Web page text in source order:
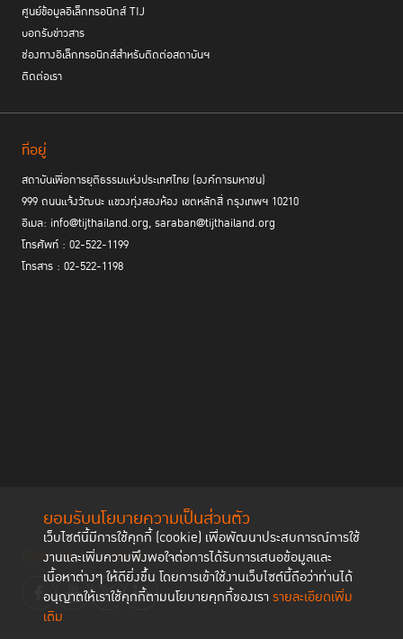
ยอมรับนโยบายความเป็นส่วนตัว
เว็บไซต์นี้มีการใช้คุกกี้ (cookie) เพื่อพัฒนาประสบการณ์การใช้
งานและเพิ่มความพึงพอใจต่อการได้รับการเสนอข้อมูลและ
เนื้อหาต่างๆ ให้ดียิ่งขึ้น โดยการเข้าใช้งานเว็บไซต์นี้ถือว่าท่านได้
อนุญาตให้เราใช้คุกกี้ตามนโยบายคุกกี้ของเรา รายละเอียดเพิ่ม
เติม
“หลักนิติธรรม ถือเป็นโครงสร้างพื้นฐานของทั้งระบบ
blueprint roadmap rule of law ขึ้นมาโดยเฉพาะ”
ประธานกรรมการ TIJ ย้ำว่า ถ้าการคอร์รัปชันเป็นระบบมากขึ้นเรื่อย ๆ ประเทศ
เราอาจจะถูกซื้อด้วยทุนจากคนโกง ดังนั้นเราจะปักหมุดไว้แค่การซ่อมแซมบาง
ส่วนไม่ได้ เราจึงต้องสร้าง Integrity by Design ออกแบบระบบที่เอื้อให้การทำ
สิ่งที่ถูกต้อง ทำได้ง่ายกว่าการโกง
ศูนย์ข้อมูลอิเล็กทรอนิกส์ TIJ
บอกรับข่าวสาร
ช่องทางอิเล็กทรอนิกส์สำหรับติดต่อสถาบันฯ
ติดต่อเรา
ที่อยู่
สถาบันเพื่อการยุติธรรมแห่งประเทศไทย (องค์การมหาชน)
999 ถนนแจ้งวัฒนะ แขวงทุ่งสองห้อง เขตหลักสี่ กรุงเทพฯ 10210
อีเมล: info@tijthailand.org, saraban@tijthailand.org
โทรศัพท์ : 02-522-1199
โทรสาร : 02-522-1198
ติดตามช่องทาง social